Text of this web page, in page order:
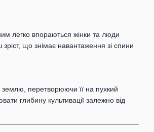
легко впораються жінки та люди
що знімає навантаження зі спини
землю, перетворюючи її на пухкий
глибину культивації залежно від